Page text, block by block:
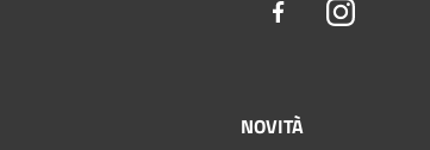
FacebookInstagram
NOVITÀ